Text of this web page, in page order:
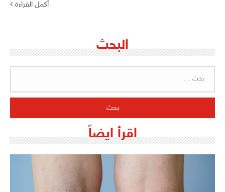
أكمل القراءة
البحث
اقرأ ايضاً